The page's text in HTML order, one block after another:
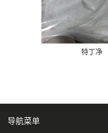
特丁净
导航菜单